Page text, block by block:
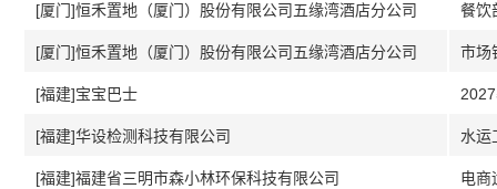
[厦门]恒禾置地（厦门）股份有限公司五缘湾酒店分公司 餐饮
[厦门]恒禾置地（厦门）股份有限公司五缘湾酒店分公司 市场
[福建]宝宝巴士
[福建]华设检测科技有限公司 水运
[福建]福建省三明市森小林环保科技有限公司